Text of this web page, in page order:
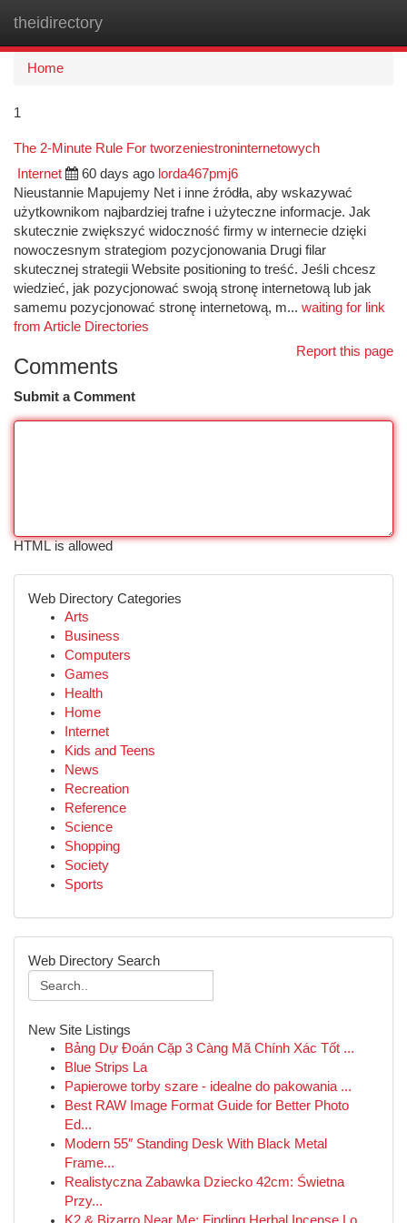
theidirectory
Home
1
The 2-Minute Rule For tworzeniestroninternetowych
Internet 60 days ago lorda467pmj6
Nieustannie Mapujemy Net i inne źródła, aby wskazywać
użytkownikom najbardziej trafne i użyteczne informacje. Jak
skutecznie zwiększyć widoczność firmy w internecie dzięki
nowoczesnym strategiom pozycjonowania Drugi filar
skutecznej strategii Website positioning to treść. Jeśli chcesz
wiedzieć, jak pozycjonować swoją stronę internetową lub jak
samemu pozycjonować stronę internetową, m... waiting for link
from Article Directories
Report this page
Comments
Submit a Comment
HTML is allowed
Web Directory Categories
Arts
Business
Computers
Games
Health
Home
Internet
Kids and Teens
News
Recreation
Reference
Science
Shopping
Society
Sports
Web Directory Search
New Site Listings
Bảng Dự Đoán Cặp 3 Càng Mã Chính Xác Tốt ...
Blue Strips La
Papierowe torby szare - idealne do pakowania ...
Best RAW Image Format Guide for Better Photo
Ed...
Modern 55″ Standing Desk With Black Metal
Frame...
Realistyczna Zabawka Dziecko 42cm: Świetna
Przy...